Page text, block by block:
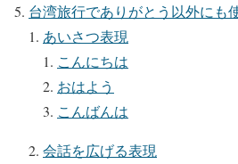
台湾旅行でありがとう以外にも
あいさつ表現
こんにちは
おはよう
こんばんは
会話を広げる表現